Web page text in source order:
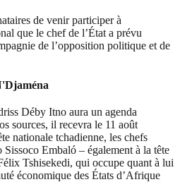
de venir participer à
que le chef de l’État a prévu
de l’opposition politique et de
Déby Itno aura un agenda
sources, il recevra le 11 août
nationale tchadienne, les chefs
Embaló – également à la tête
Tshisekedi, qui occupe quant à lui
économique des États d’Afrique